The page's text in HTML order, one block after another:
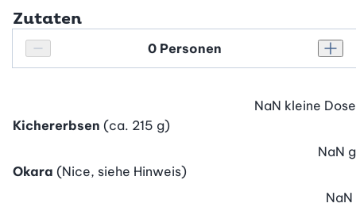
Zutaten
Personenanzahl verringern
Personenanzahl
Kichererbsen (ca. 215 g)
NaN kleine Dose
Okara (Nice, siehe Hinweis)
NaN g
NaN